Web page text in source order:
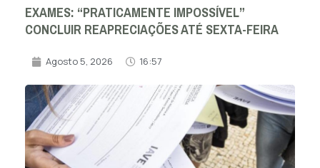
EXAMES: “PRATICAMENTE IMPOSSÍVEL”
CONCLUIR REAPRECIAÇÕES ATÉ SEXTA-FEIRA
Agosto 5, 2026 16:57